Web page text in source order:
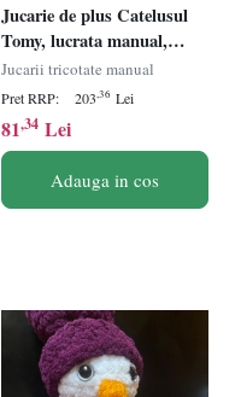
Jucarie de plus Catelusul
Tomy, lucrata manual,
handmade, textil, maro/alb,
35 cm
Jucarii tricotate manual
Pret RRP: 203,36 Lei
81,34 Lei
Adauga in cos